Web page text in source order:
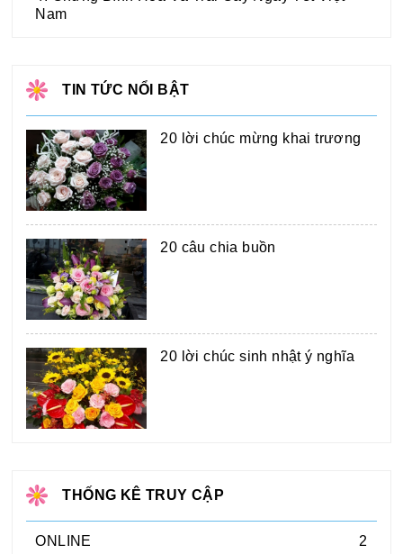
Nam
TIN TỨC NỔI BẬT
20 lời chúc mừng khai trương
20 câu chia buồn
20 lời chúc sinh nhật ý nghĩa
THỐNG KÊ TRUY CẬP
ONLINE 2